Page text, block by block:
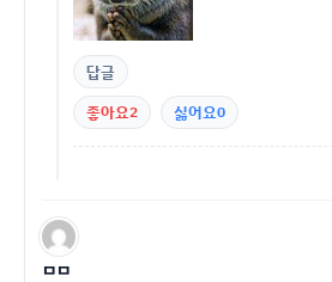
답글
좋아요2 싫어요0
ㅁㅁ